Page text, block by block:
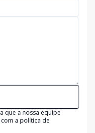
que a nossa equipe
a política de